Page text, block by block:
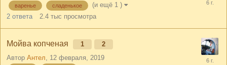
варенье сладенькое
(и ещё 1 )
2 ответа 2.4 тыс просмотра
Мойва копченая 1
2
Автор Антел 12 февраля, 2019